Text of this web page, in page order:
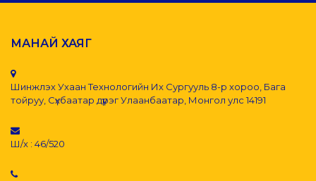
МАНАЙ ХАЯГ
Шинжлэх Ухаан Технологийн Их Сургууль 8-р хороо, Бага
тойруу, Сүхбаатар дүүрэг Улаанбаатар, Монгол улс 14191
Ш/х : 46/520